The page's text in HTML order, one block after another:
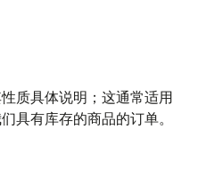
质具体说明；这通常适用
具有库存的商品的订单。